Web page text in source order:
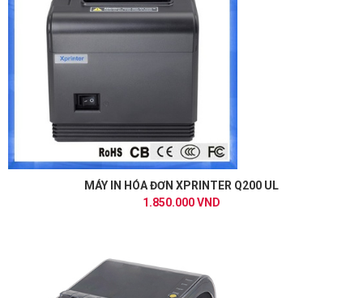
MÁY IN HÓA ĐƠN XPRINTER Q200 UL
1.850.000 VND